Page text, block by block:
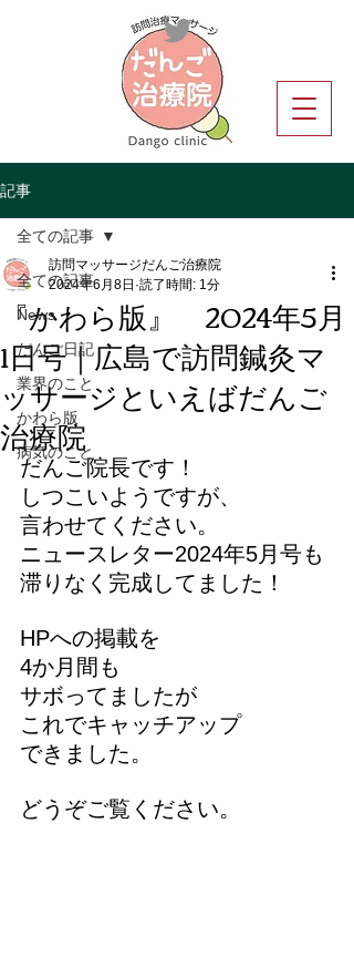
記事
全ての記事
News
だんご日記
業界のこと
かわら版
病気のこと
全ての記事
『かわら版』 2024年5月
1日号｜広島で訪問鍼灸マ
ッサージといえばだんご
治療院
訪問マッサージだんご治療院
2024年6月8日 読了時間: 1分
だんご院長です！
しつこいようですが、
言わせてください。
ニュースレター2024年5月号も
滞りなく完成してました！
HPへの掲載を
4か月間も
サボってましたが
これでキャッチアップ
できました。
どうぞご覧ください。